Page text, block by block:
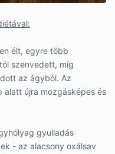
élt, egyre több
szenvedett, míg
az ágyból. Az
alatt újra mozgásképes és
gyulladás
- az alacsony oxálsav